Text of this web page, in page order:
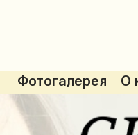
Фотогалерея О